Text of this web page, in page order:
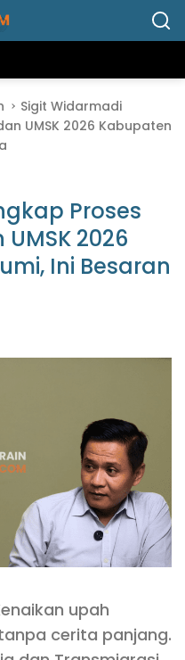
Sigit Widarmadi
UMSK 2026 Kabupaten
Proses
2026
Ini Besaran
upah
cerita panjang.